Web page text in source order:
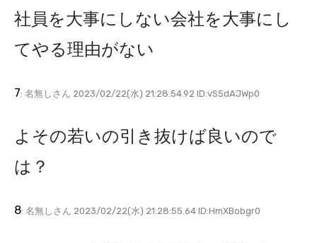
社員を大事にしない会社を大事にし
てやる理由がない
7: 名無しさん 2023/02/22(水) 21:28:54.92 ID:vS5dAJWp0
よその若いの引き抜けば良いので
は？
8: 名無しさん 2023/02/22(水) 21:28:55.64 ID:HmXBobgr0